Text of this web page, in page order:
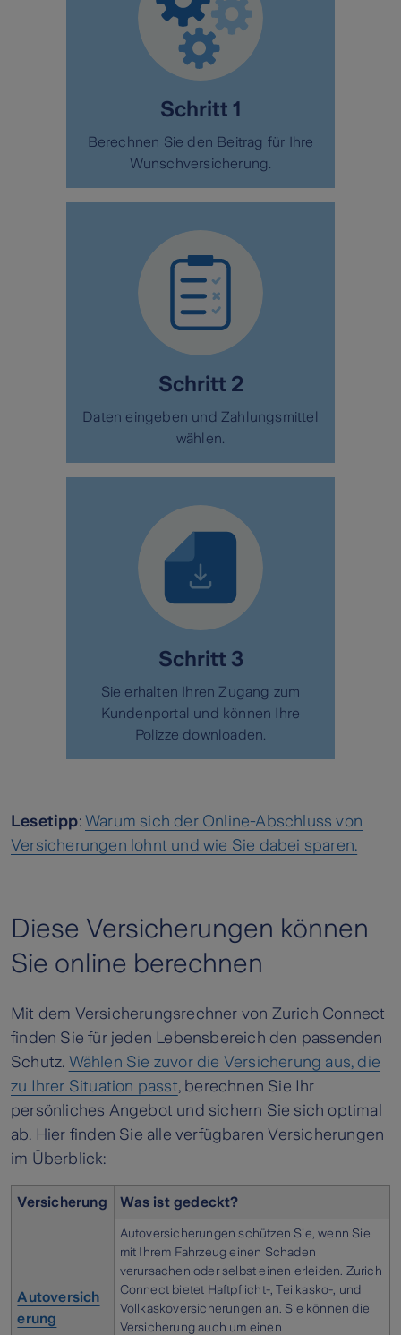
Schritt 1
Berechnen Sie den Beitrag für Ihre
Wunschversicherung.
Schritt 2
Daten eingeben und Zahlungsmittel
wählen.
Schritt 3
Sie erhalten Ihren Zugang zum
Kundenportal und können Ihre
Polizze downloaden.
Lesetipp:Warum sich der Online-Abschluss von
Versicherungen lohnt und wie Sie dabei sparen.
Diese Versicherungen können
Sie online berechnen
Mit dem Versicherungsrechner von Zurich Connect
finden Sie für jeden Lebensbereich den passenden
Schutz. Wählen Sie zuvor die Versicherung aus, die
zu Ihrer Situation passt, berechnen Sie Ihr
persönliches Angebot und sichern Sie sich optimal
ab. Hier finden Sie alle verfügbaren Versicherungen
im Überblick:
Versicherung Was ist gedeckt?
Autoversich
erung
Autoversicherungen schützen Sie, wenn Sie
mit Ihrem Fahrzeug einen Schaden
verursachen oder selbst einen erleiden. Zurich
Connect bietet Haftpflicht-, Teilkasko-, und
Vollkaskoversicherungen an. Sie können die
Versicherung auch um einen